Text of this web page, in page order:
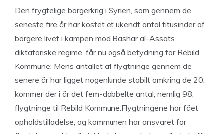
Den frygtelige borgerkrig i Syrien, som gennem de
seneste fire år har kostet et ukendt antal titusinder af
borgere livet i kampen mod Bashar al-Assats
diktatoriske regime, får nu også betydning for Rebild
Kommune: Mens antallet af flygtninge gennem de
senere år har ligget nogenlunde stabilt omkring de 20,
kommer der i år det fem-dobbelte antal, nemlig 98,
flygtninge til Rebild Kommune.Flygtningene har fået
opholdstilladelse, og kommunen har ansvaret for